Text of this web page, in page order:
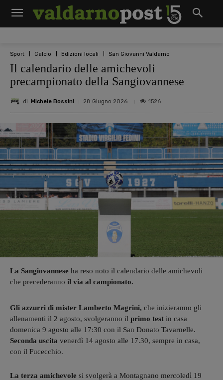
Sport Calcio Edizioni locali San Giovanni Valdarno
Il calendario delle amichevoli
precampionato della Sangiovannese
di Michele Bossini 28 Giugno 2026 1526
La Sangiovannese ha reso noto il calendario delle amichevoli
che precederanno il via al campionato.
Gli azzurri di mister Lamberto Magrini, che inizieranno gli
allenamenti il 2 agosto, svolgeranno il primo test in casa
domenica 9 agosto alle 17:30 con il San Donato Tavarnelle.
Seconda uscita venerdì 14 agosto alle 17.30, sempre in casa,
con il Fucecchio.
La terza amichevole si svolgerà a Montagnano mercoledì 19